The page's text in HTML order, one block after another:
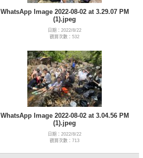
WhatsApp Image 2022-08-02 at 3.29.07 PM
(1).jpeg
日期：2022/8/22
觀賞次數：532
WhatsApp Image 2022-08-02 at 3.04.56 PM
(1).jpeg
日期：2022/8/22
觀賞次數：713